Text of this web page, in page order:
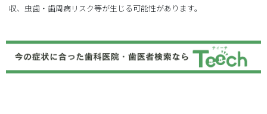
収、虫歯・歯周病リスク等が生じる可能性があります。